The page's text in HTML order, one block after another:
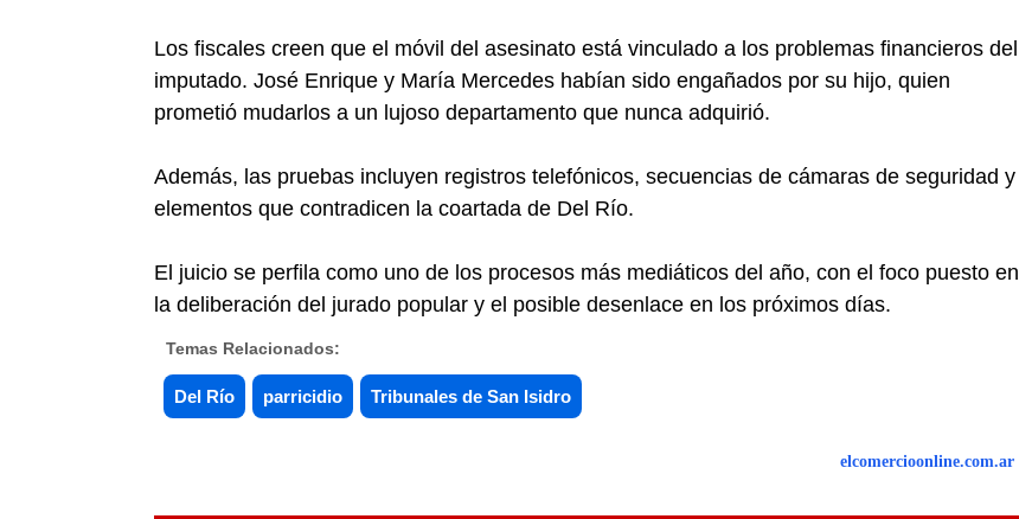
Los fiscales creen que el móvil del asesinato está vinculado a los problemas financieros del
imputado. José Enrique y María Mercedes habían sido engañados por su hijo, quien
prometió mudarlos a un lujoso departamento que nunca adquirió.
Además, las pruebas incluyen registros telefónicos, secuencias de cámaras de seguridad y
elementos que contradicen la coartada de Del Río.
El juicio se perfila como uno de los procesos más mediáticos del año, con el foco puesto en
la deliberación del jurado popular y el posible desenlace en los próximos días.
Temas Relacionados:
Del Río parricidio Tribunales de San Isidro
elcomercioonline.com.ar